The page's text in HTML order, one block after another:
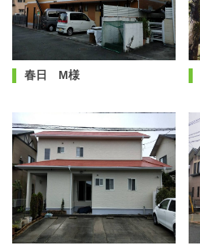
春日 M様